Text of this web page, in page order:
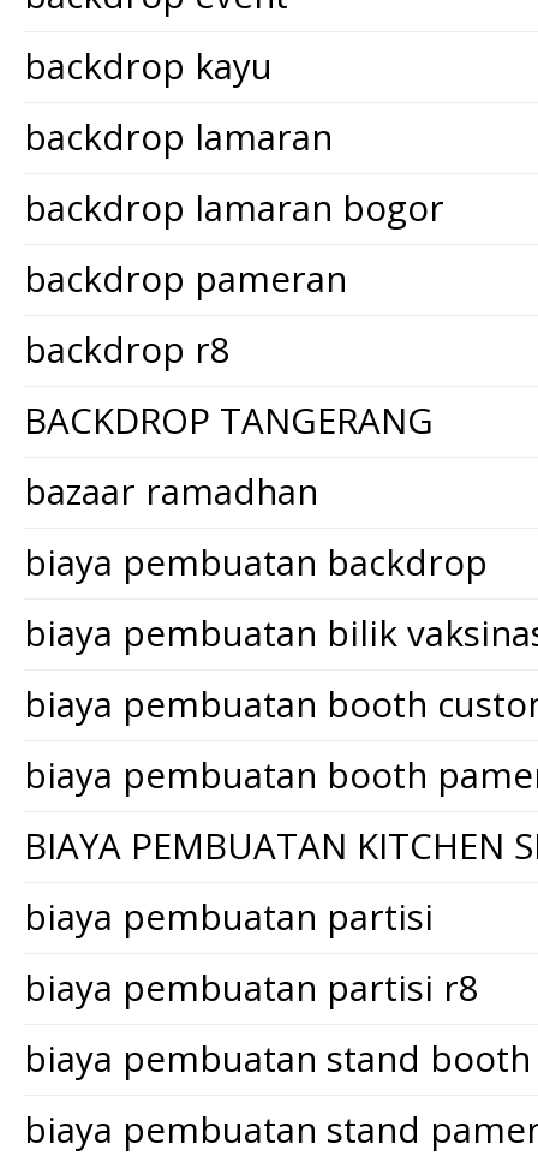
backdrop kayu
backdrop lamaran
backdrop lamaran bogor
backdrop pameran
backdrop r8
BACKDROP TANGERANG
bazaar ramadhan
biaya pembuatan backdrop
biaya pembuatan bilik
biaya pembuatan booth
biaya pembuatan booth
BIAYA PEMBUATAN KITCHEN
biaya pembuatan partisi
biaya pembuatan partisi r8
biaya pembuatan stand booth
biaya pembuatan stand